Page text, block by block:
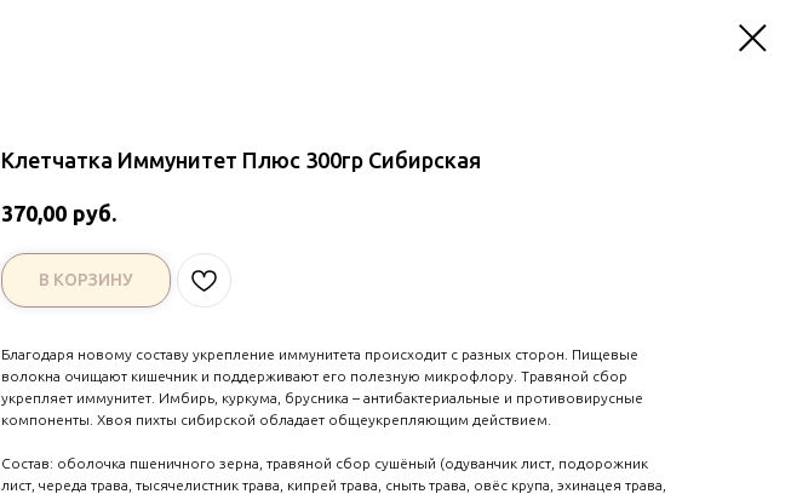
Клетчатка Иммунитет Плюс 300гр Сибирская
370,00 руб.
В КОРЗИНУ
Благодаря новому составу укрепление иммунитета происходит с разных сторон. Пищевые
волокна очищают кишечник и поддерживают его полезную микрофлору. Травяной сбор
укрепляет иммунитет. Имбирь, куркума, брусника – антибактериальные и противовирусные
компоненты. Хвоя пихты сибирской обладает общеукрепляющим действием.
Состав: оболочка пшеничного зерна, травяной сбор сушёный (одуванчик лист, подорожник
лист, череда трава, тысячелистник трава, кипрей трава, сныть трава, овёс крупа, эхинацея трава,